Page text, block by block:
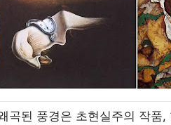
곡된 풍경은 초현실주의 작품